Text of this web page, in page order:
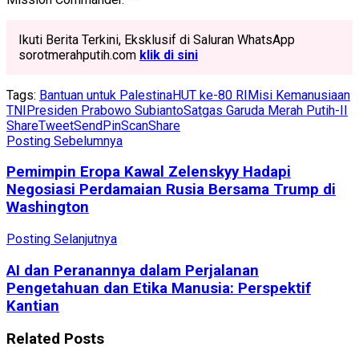
Ikuti Berita Terkini, Eksklusif di Saluran WhatsApp
sorotmerahputih.com klik di sini
Tags: Bantuan untuk PalestinaHUT ke-80 RIMisi Kemanusiaan
TNIPresiden Prabowo SubiantoSatgas Garuda Merah Putih-II
ShareTweetSendPinScanShare
Posting Sebelumnya
Pemimpin Eropa Kawal Zelenskyy Hadapi
Negosiasi Perdamaian Rusia Bersama Trump di
Washington
Posting Selanjutnya
AI dan Peranannya dalam Perjalanan
Pengetahuan dan Etika Manusia: Perspektif
Kantian
Related Posts